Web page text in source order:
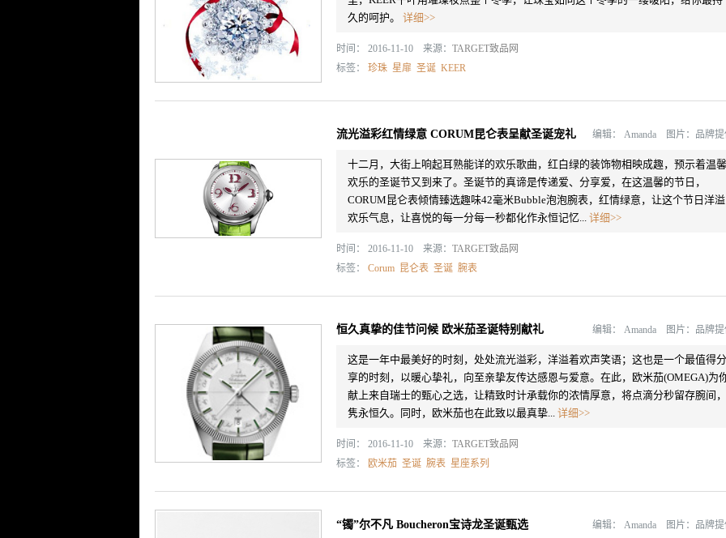
久的呵护。 详细>>
时间： 2016-11-10 来源： TARGET致品网
标签： 珍珠 星扉 圣诞 KEER
流光溢彩红情绿意 CORUM昆仑表呈献圣诞宠礼 编辑： Amanda 图片：品牌提
十二月，大街上响起耳熟能详的欢乐歌曲，红白绿的装饰物相映成趣，预示着温馨
欢乐的圣诞节又到来了。圣诞节的真谛是传递爱、分享爱，在这温馨的节日，
CORUM昆仑表倾情臻选趣味42毫米Bubble泡泡腕表，红情绿意，让这个节日洋溢
欢乐气息，让喜悦的每一分每一秒都化作永恒记忆... 详细>>
时间： 2016-11-10 来源： TARGET致品网
标签： Corum 昆仑表 圣诞 腕表
恒久真挚的佳节问候 欧米茄圣诞特别献礼 编辑： Amanda 图片：品牌提
这是一年中最美好的时刻，处处流光溢彩，洋溢着欢声笑语；这也是一个最值得分
享的时刻，以暖心挚礼，向至亲挚友传达感恩与爱意。在此，欧米茄(OMEGA)为
献上来自瑞士的甄心之选，让精致时计承载你的浓情厚意，将点滴分秒留存腕间，
隽永恒久。同时，欧米茄也在此致以最真挚... 详细>>
时间： 2016-11-10 来源： TARGET致品网
标签：
欧米茄 圣诞 腕表 星座系列
“镯”尔不凡 Boucheron宝诗龙圣诞甄选 编辑： Amanda 图片：品牌提